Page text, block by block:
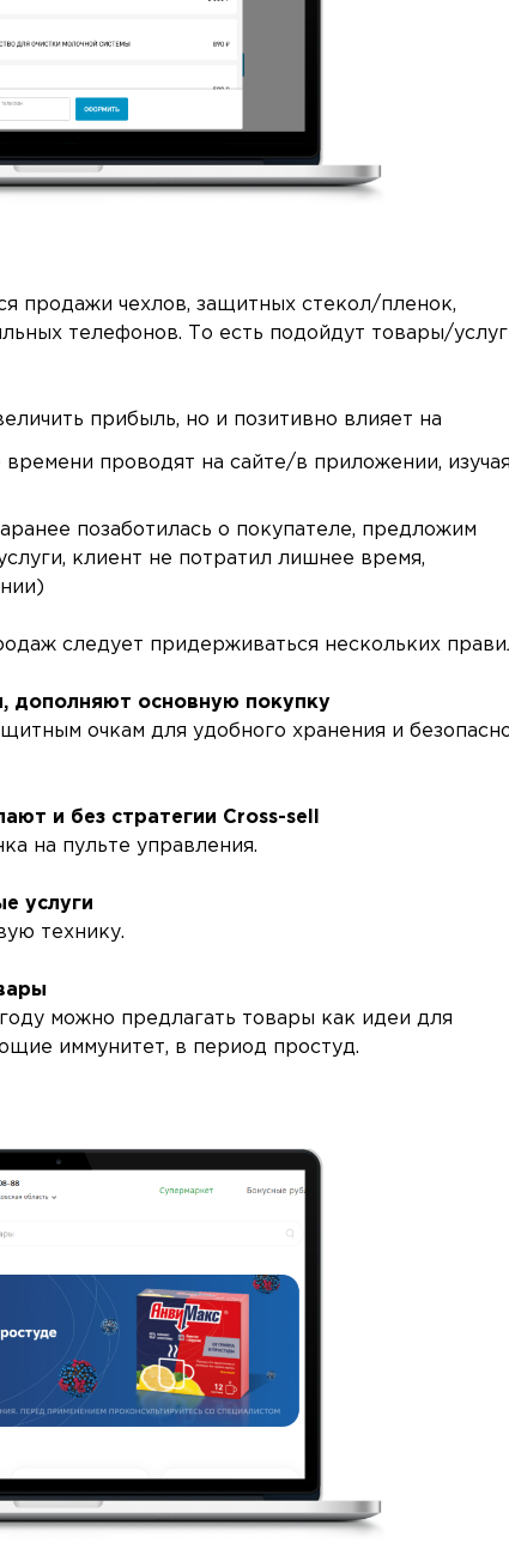
продажи чехлов, защитных стекол/пленок,
телефонов. То есть подойдут товары/
прибыль, но и позитивно влияет на
проводят на сайте/в приложении, изучая
позаботилась о покупателе, предложим
клиент не потратил лишнее время,
следует придерживаться нескольких
дополняют основную покупку
очкам для удобного хранения и
и без стратегии Cross-sell
на пульте управления.
услуги
технику.
можно предлагать товары как идеи для
иммунитет, в период простуд.